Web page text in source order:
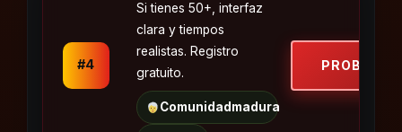
#4
Si tienes 50+, interfaz
clara y tiempos
realistas. Registro
gratuito.
Comunidad madura
PROBAR